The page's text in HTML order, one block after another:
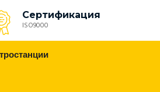
Сертификация
ISO9000